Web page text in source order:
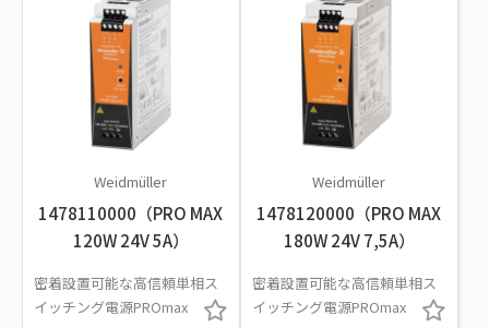
Weidmüller
1478110000（PRO MAX
120W 24V 5A）
密着設置可能な高信頼単相ス
イッチング電源PROmax
Weidmüller
1478120000（PRO MAX
180W 24V 7,5A）
密着設置可能な高信頼単相ス
イッチング電源PROmax